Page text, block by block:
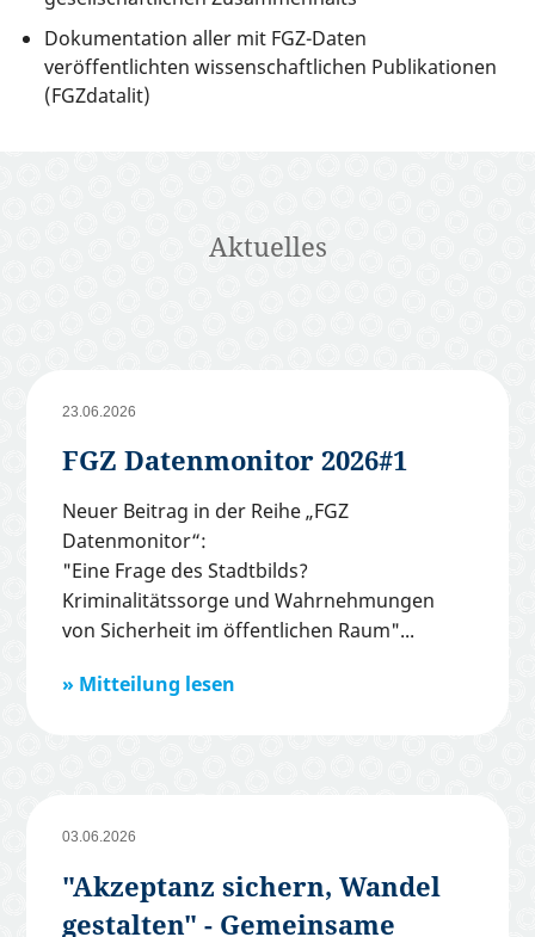
Dokumentation aller mit FGZ-Daten
veröffentlichten wissenschaftlichen Publikationen
(FGZdatalit)
Aktuelles
23.06.2026
FGZ Datenmonitor 2026#1
Neuer Beitrag in der Reihe „FGZ
Datenmonitor“:
"Eine Frage des Stadtbilds?
Kriminalitätssorge und Wahrnehmungen
von Sicherheit im öffentlichen Raum"
Mitteilung lesen
03.06.2026
"Akzeptanz sichern, Wandel
gestalten" - Gemeinsame